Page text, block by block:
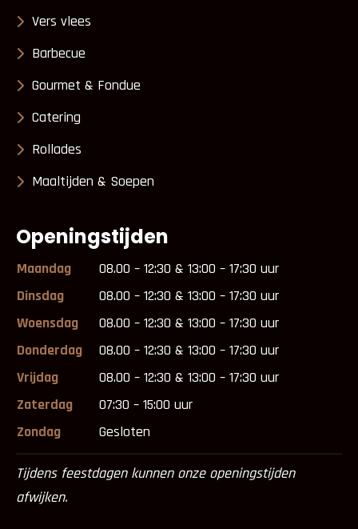
Vers vlees
Barbecue
Gourmet & Fondue
Catering
Rollades
Maaltijden & Soepen
Openingstijden
Maandag
08.00 – 12:30 & 13:00 – 17:30 uur
Dinsdag
08.00 – 12:30 & 13:00 – 17:30 uur
Woensdag
08.00 – 12:30 & 13:00 – 17:30 uur
Donderdag
08.00 – 12:30 & 13:00 – 17:30 uur
Vrijdag
08.00 – 12:30 & 13:00 – 17:30 uur
Zaterdag
07:30 – 15:00 uur
Zondag
Gesloten
Tijdens feestdagen kunnen onze openingstijden
afwijken.